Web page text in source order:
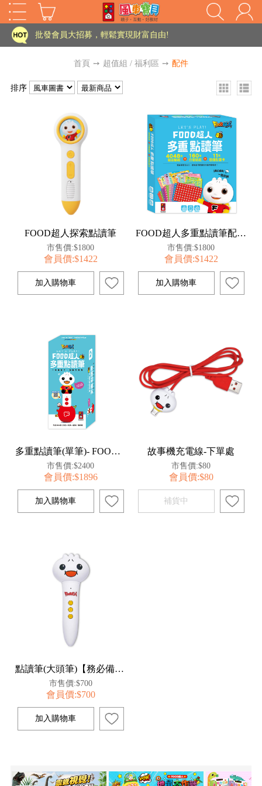
家長樂了!「風車書版集團暨FOOD超人企業總部」目前正興建中!
批發會員大招募，輕鬆實現財富自由!
老師您好!!幼教會員火熱招募中~
批發會員大招募，輕鬆實現財富自由!
老師您好!!幼教會員火熱招募中~
首頁 ➙ 超值組 / 福利區 ➙ 配件
排序
FOOD超人探索點讀筆
市售價:$1800
會員價:$1422
FOOD超人多重點讀筆配件（錄音貼紙+歌曲點讀卡）
市售價:$1800
會員價:$1422
多重點讀筆(單筆)- FOOD超人
市售價:$2400
會員價:$1896
故事機充電線-下單處
市售價:$80
會員價:$80
點讀筆(大頭筆)【務必備註書籍名稱】**單買**
市售價:$700
會員價:$700